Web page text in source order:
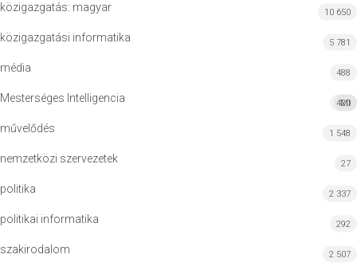
közigazgatás: magyar 10 650
közigazgatási informatika 5 781
média 488
Mesterséges Intelligencia MI
420
művelődés 1 548
nemzetközi szervezetek 27
politika 2 337
politikai informatika 292
szakirodalom 2 507